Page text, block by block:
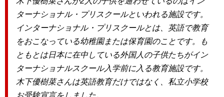
ターナショナル・プリスクールといわれる施設です。
インターナショナル・プリスクールとは、 英語で教育
をおこなっている幼稚園または保育園のことです。
も
ともとは日本に在中している外国人の子供たちがイン
ターナショナルスクール入学前に入る教育施設です。
木下優樹菜さんは英語教育だけではなく、 私立小学校
お受験宣言をしました。